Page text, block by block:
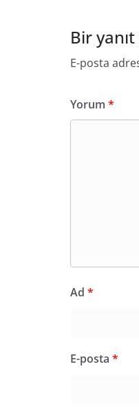
Bir yanıt
E-posta
Yorum *
Ad *
E-posta *